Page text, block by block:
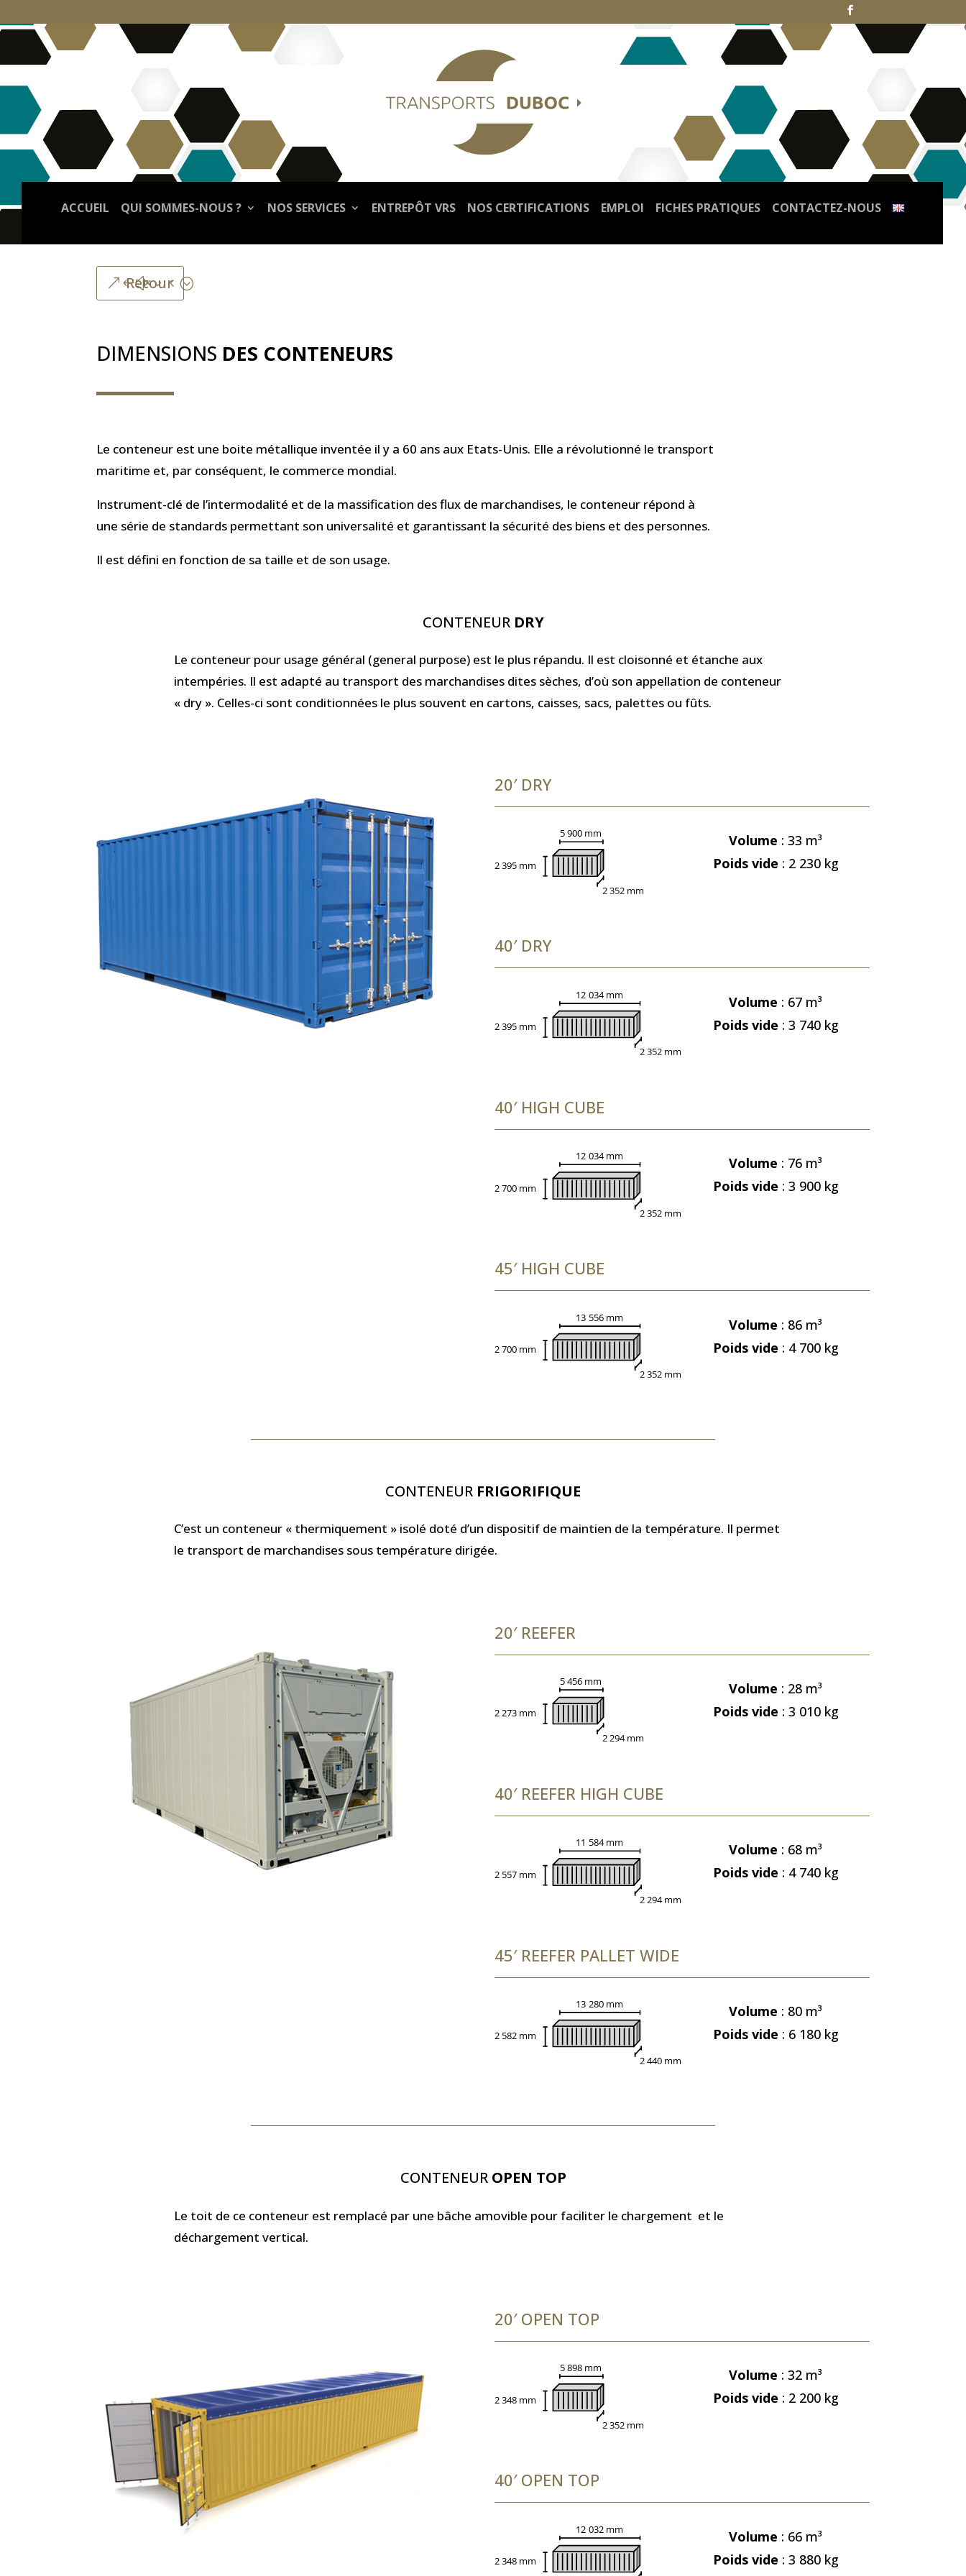
ACCUEIL QUI SOMMES-NOUS ? NOS SERVICES ENTREPÔT VRS NOS CERTIFICATIONS EMPLOI FICHES PRATIQUES CONTACTEZ-NOUS
Retour
DIMENSIONS DES CONTENEURS
Le conteneur est une boite métallique inventée il y a 60 ans aux Etats-Unis. Elle a révolutionné le transport
maritime et, par conséquent, le commerce mondial.
Instrument-clé de l’intermodalité et de la massification des flux de marchandises, le conteneur répond à
une série de standards permettant son universalité et garantissant la sécurité des biens et des personnes.
Il est défini en fonction de sa taille et de son usage.
CONTENEUR DRY
Le conteneur pour usage général (general purpose) est le plus répandu. Il est cloisonné et étanche aux
intempéries. Il est adapté au transport des marchandises dites sèches, d’où son appellation de conteneur
« dry ». Celles-ci sont conditionnées le plus souvent en cartons, caisses, sacs, palettes ou fûts.
20′ DRY
Volume : 33 m³
Poids vide : 2 230 kg
40′ DRY
Volume : 67 m³
Poids vide : 3 740 kg
40′ HIGH CUBE
Volume : 76 m³
Poids vide : 3 900 kg
45′ HIGH CUBE
Volume : 86 m³
Poids vide : 4 700 kg
CONTENEUR FRIGORIFIQUE
C’est un conteneur « thermiquement » isolé doté d’un dispositif de maintien de la température. Il permet
le transport de marchandises sous température dirigée.
20′ REEFER
Volume : 28 m³
Poids vide : 3 010 kg
40′ REEFER HIGH CUBE
Volume : 68 m³
Poids vide : 4 740 kg
45′ REEFER PALLET WIDE
Volume : 80 m³
Poids vide : 6 180 kg
CONTENEUR OPEN TOP
Le toit de ce conteneur est remplacé par une bâche amovible pour faciliter le chargement et le
déchargement vertical.
20′ OPEN TOP
Volume : 32 m³
Poids vide : 2 200 kg
40′ OPEN TOP
Volume : 66 m³
Poids vide : 3 880 kg